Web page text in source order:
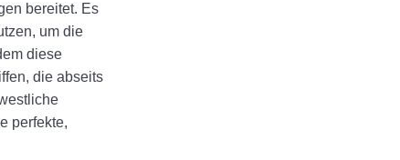
bereitet. Es
um die
diese
die abseits
perfekte,